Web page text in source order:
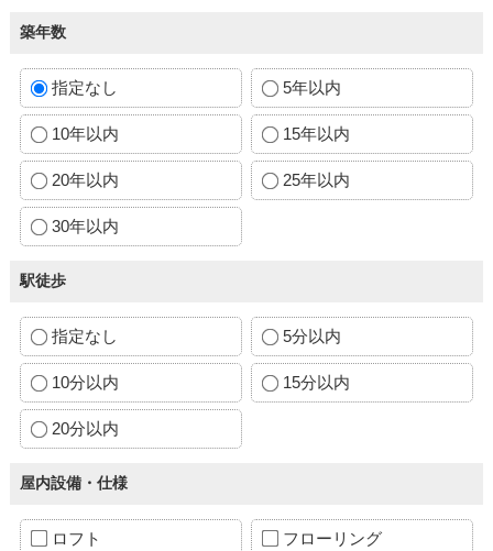
築年数
指定なし 5年以内
10年以内 15年以内
20年以内 25年以内
30年以内
駅徒歩
指定なし 5分以内
10分以内 15分以内
20分以内
屋内設備・仕様
ロフト フローリング